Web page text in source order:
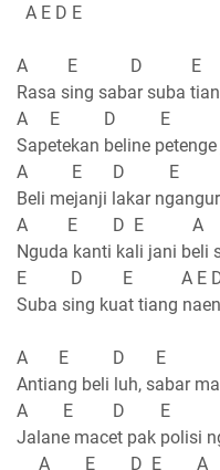
A E D E
A E D E
Rasa sing sabar suba
A E D E
Sapetekan beline
A E D E
Beli mejanji lakar
A E D E A
Nguda kanti kali jani beli
E D E A E D
Suba sing kuat tiang
A E D E
Antiang beli luh, sabar
A E D E
Jalane macet pak polisi
A E D E A